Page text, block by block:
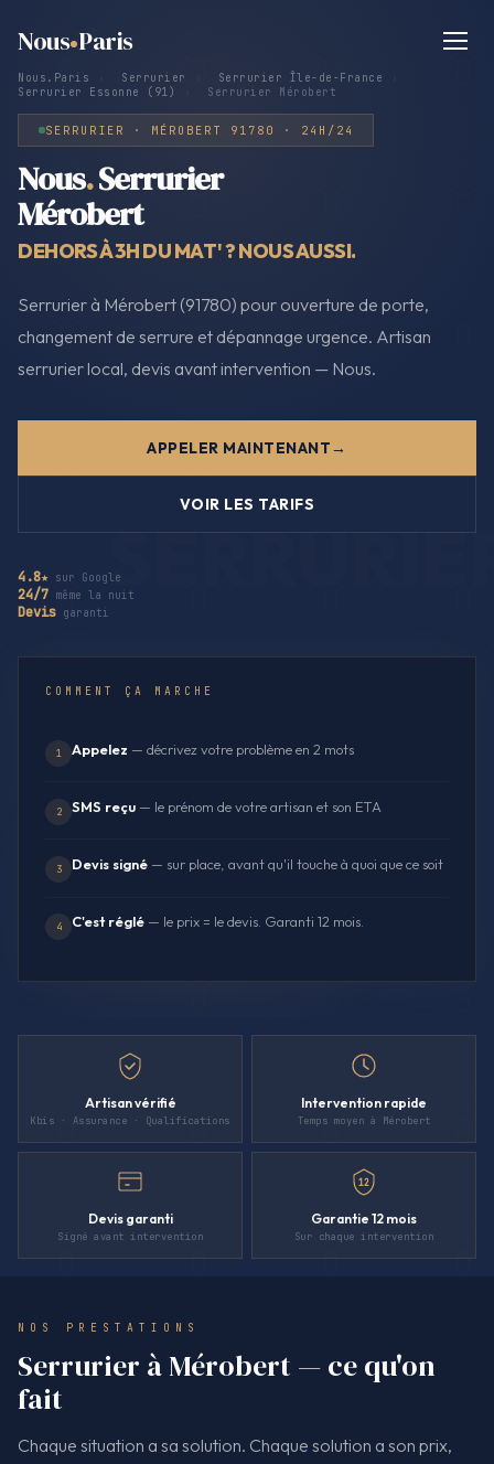
Nous Paris
Nous.Paris Serrurier Serrurier Île-de-France
Serrurier Essonne (91)
Serrurier Mérobert
SERRURIER · MÉROBERT 91780 · 24H/24
Nous.Serrurier
Mérobert
DEHORS À 3H DU MAT' ? NOUS AUSSI.
Serrurier à Mérobert (91780) pour ouverture de porte,
changement de serrure et dépannage urgence. Artisan
serrurier local, devis avant intervention — Nous.
APPELER MAINTENANT
VOIR LES TARIFS
4.8★ sur Google
24/7 même la nuit
Devis garanti
COMMENT ÇA MARCHE
1 Appelez — décrivez votre problème en 2 mots
2 SMS reçu — le prénom de votre artisan et son ETA
3 Devis signé — sur place, avant qu'il touche à quoi que ce soit
4 C'est réglé — le prix = le devis. Garanti 12 mois.
Artisan vérifié
Kbis · Assurance · Qualifications
Intervention rapide
Temps moyen à Mérobert
Devis garanti
Signé avant intervention
12
Garantie 12 mois
Sur chaque intervention
NOS PRESTATIONS
Serrurier à Mérobert — ce qu'on
fait
Chaque situation a sa solution. Chaque solution a son prix,